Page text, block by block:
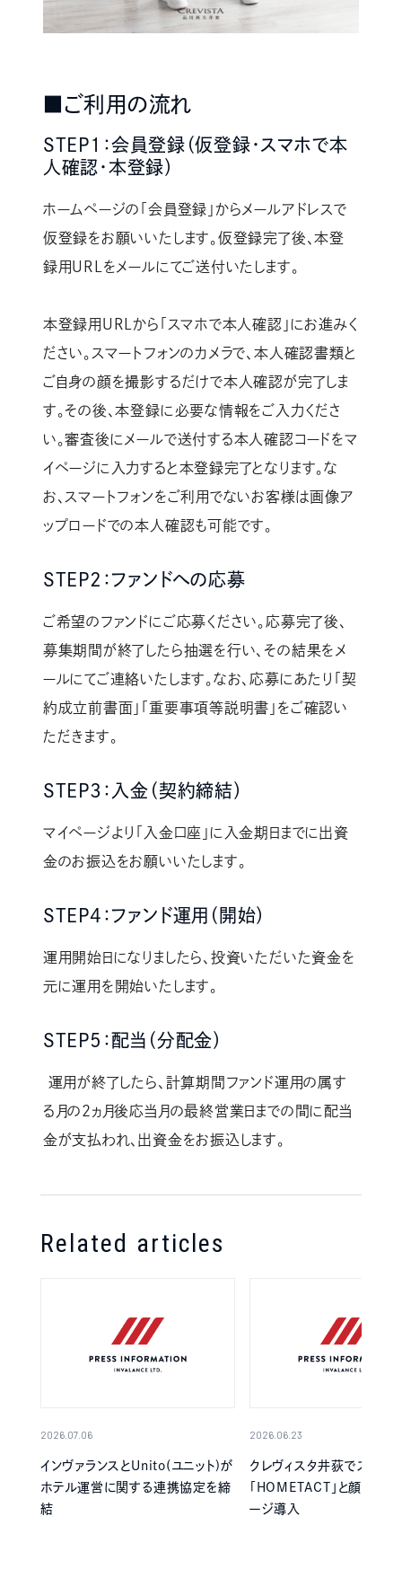
■ご利用の流れ
STEP1：会員登録（仮登録・スマホで本
人確認・本登録）
ホームページの「会員登録」からメールアドレスで
仮登録をお願いいたします。仮登録完了後、本登
録用URLをメールにてご送付いたします。
本登録用URLから「スマホで本人確認」にお進みく
ださい。スマートフォンのカメラで、本人確認書類と
ご自身の顔を撮影するだけで本人確認が完了しま
す。その後、本登録に必要な情報をご入力くださ
い。審査後にメールで送付する本人確認コードをマ
イページに入力すると本登録完了となります。な
お、スマートフォンをご利用でないお客様は画像ア
ップロードでの本人確認も可能です。
STEP2：ファンドへの応募
ご希望のファンドにご応募ください。応募完了後、
募集期間が終了したら抽選を行い、その結果をメ
ールにてご連絡いたします。なお、応募にあたり「契
約成立前書面」「重要事項等説明書」をご確認い
ただきます。
STEP3：入金（契約締結）
マイページより「入金口座」に入金期日までに出資
金のお振込をお願いいたします。
STEP4：ファンド運用（開始）
運用開始日になりましたら、投資いただいた資金を
元に運用を開始いたします。
STEP5：配当（分配金）
運用が終了したら、計算期間ファンド運用の属す
る月の2ヵ月後応当月の最終営業日までの間に配当
金が支払われ、出資金をお振込します。
Related articles
2026.07.06
インヴァランスとUnito(ユニット)が
ホテル運営に関する連携協定を締
結
2026.06.23
クレヴィスタ井荻でスマー
「HOMETACT」と顔認証
ージ導入